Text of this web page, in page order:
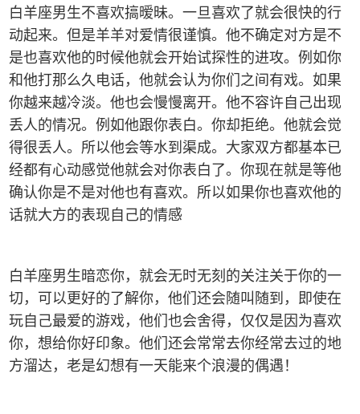
白羊座男生不喜欢搞暧昧。一旦喜欢了就会很快的行
动起来。但是羊羊对爱情很谨慎。他不确定对方是不
是也喜欢他的时候他就会开始试探性的进攻。例如你
和他打那么久电话，他就会认为你们之间有戏。如果
你越来越冷淡。他也会慢慢离开。他不容许自己出现
丢人的情况。例如他跟你表白。你却拒绝。他就会觉
得很丢人。所以他会等水到渠成。大家双方都基本已
经都有心动感觉他就会对你表白了。你现在就是等他
确认你是不是对他也有喜欢。所以如果你也喜欢他的
话就大方的表现自己的情感
白羊座男生暗恋你，就会无时无刻的关注关于你的一
切，可以更好的了解你，他们还会随叫随到，即使在
玩自己最爱的游戏，他们也会舍得，仅仅是因为喜欢
你，想给你好印象。他们还会常常去你经常去过的地
方溜达，老是幻想有一天能来个浪漫的偶遇！